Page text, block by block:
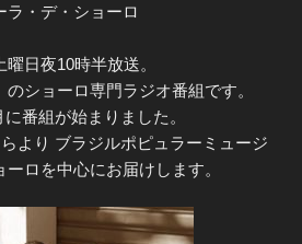
ラ・デ・ショーロ
曜日夜10時半放送。
ショーロ専門ラジオ番組です。
に番組が始まりました。
より ブラジルポピュラーミュージ
ーロを中心にお届けします。